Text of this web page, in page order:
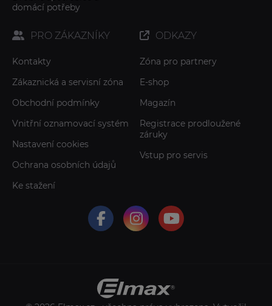
domácí potřeby
PRO ZÁKAZNÍKY
Kontakty
Zákaznická a servisní zóna
Obchodní podmínky
Vnitřní oznamovací systém
Nastavení cookies
Ochrana osobních údajů
Ke stažení
ODKAZY
Zóna pro partnery
E-shop
Magazín
Registrace prodloužené
záruky
Vstup pro servis